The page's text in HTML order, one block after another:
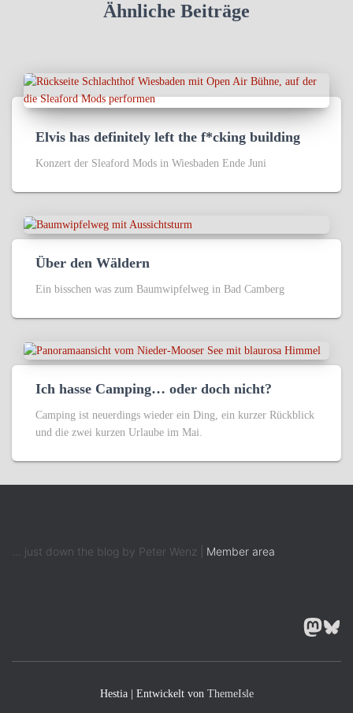
Ähnliche Beiträge
Elvis has definitely left the f*cking building
Konzert der Sleaford Mods in Wiesbaden Ende Juni
Über den Wäldern
Ein bisschen was zum Baumwipfelweg in Bad Camberg
Ich hasse Camping… oder doch nicht?
Camping ist neuerdings wieder ein Ding, ein kurzer Rückblick
und die zwei kurzen Urlaube im Mai.
... just down the blog by Peter Wenz | Member area
MASTODON
Hestia | Entwickelt von ThemeIsle